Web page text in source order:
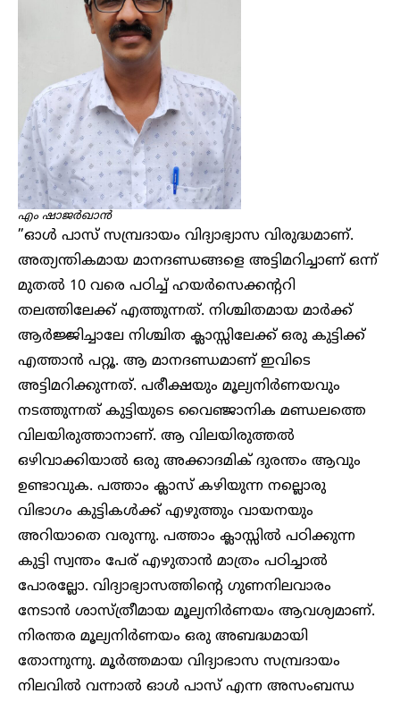
എം ഷാജർഖാൻ
”ഓൾ പാസ് സമ്പ്രദായം വിദ്യാഭ്യാസ വിരുദ്ധമാണ്.
അത്യന്തികമായ മാനദണ്ഡങ്ങളെ അട്ടിമറിച്ചാണ് ഒന്ന്
മുതൽ 10 വരെ പഠിച്ച് ഹയർസെക്കന്ററി
തലത്തിലേക്ക് എത്തുന്നത്. നിശ്ചിതമായ മാർക്ക്
ആർജ്ജിച്ചാലേ നിശ്ചിത ക്ലാസ്സിലേക്ക് ഒരു കുട്ടിക്ക്
എത്താൻ പറ്റൂ. ആ മാനദണ്ഡമാണ് ഇവിടെ
അട്ടിമറിക്കുന്നത്. പരീക്ഷയും മൂല്യനിർണയവും
നടത്തുന്നത് കുട്ടിയുടെ വൈഞ്ജാനിക മണ്ഡലത്തെ
വിലയിരുത്താനാണ്. ആ വിലയിരുത്തൽ
ഒഴിവാക്കിയാൽ ഒരു അക്കാദമിക് ദുരന്തം ആവും
ഉണ്ടാവുക. പത്താം ക്ലാസ് കഴിയുന്ന നല്ലൊരു
വിഭാഗം കുട്ടികൾക്ക് എഴുത്തും വായനയും
അറിയാതെ വരുന്നു. പത്താം ക്ലാസ്സിൽ പഠിക്കുന്ന
കുട്ടി സ്വന്തം പേര് എഴുതാൻ മാത്രം പഠിച്ചാൽ
പോരല്ലോ. വിദ്യാഭ്യാസത്തിന്റെ ഗുണനിലവാരം
നേടാൻ ശാസ്ത്രീമായ മൂല്യനിർണയം ആവശ്യമാണ്.
നിരന്തര മൂല്യനിർണയം ഒരു അബദ്ധമായി
തോന്നുന്നു. മൂർത്തമായ വിദ്യാഭാസ സമ്പ്രദായം
നിലവിൽ വന്നാൽ ഓൾ പാസ് എന്ന അസംബന്ധ